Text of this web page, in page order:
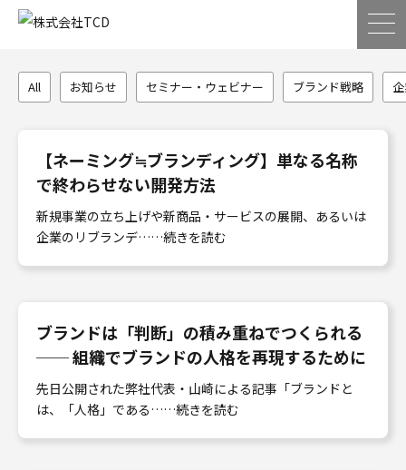
All お知らせ セミナー・ウェビナー ブランド戦略
【ネーミング≒ブランディング】単なる名称
で終わらせない開発方法
新規事業の立ち上げや新商品・サービスの展開、あるいは
企業のリブランデ……続きを読む
ブランドは「判断」の積み重ねでつくられる
── 組織でブランドの人格を再現するために
先日公開された弊社代表・山崎による記事「ブランドと
は、「人格」である……続きを読む